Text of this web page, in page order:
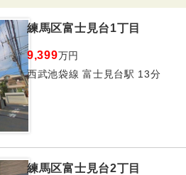
練馬区富士見台1丁目
9,399万円
西武池袋線 富士見台駅 13分
練馬区富士見台2丁目